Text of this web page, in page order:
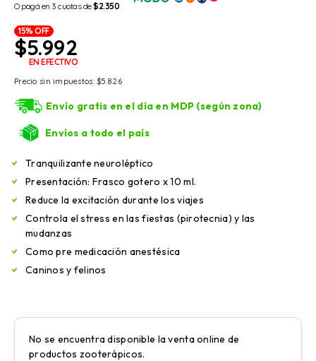
O pagá en 3 cuotas de$2.350
15% OFF
$5.992
EN EFECTIVO
Precio sin impuestos:$5.826
Envío gratis en el día en MDP (según zona)
Envíos a todo el país
Tranquilizante neuroléptico
Presentación: Frasco gotero x 10 ml.
Reduce la excitación durante los viajes
Controla el stress en las fiestas (pirotecnia) y las
mudanzas
Como pre medicación anestésica
Caninos y felinos
No se encuentra disponible la venta online de
productos zooterápicos.